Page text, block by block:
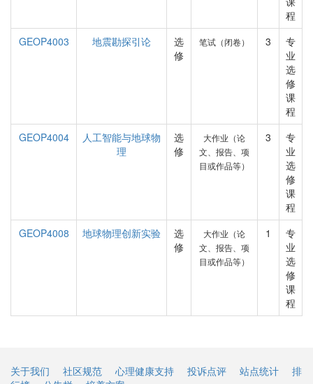
程
GEOP4003
地震勘探引论
选
修
笔试（闭卷） 3
专
业
选
修
课
程
GEOP4004
人工智能与地球物
理
选
修
大作业（论
文、报告、项
目或作品等）
3
专
业
选
修
课
程
GEOP4008
地球物理创新实验
选
修
大作业（论
文、报告、项
目或作品等）
1
专
业
选
修
课
程
关于我们 社区规范 心理健康支持 投诉点评 站点统计
排